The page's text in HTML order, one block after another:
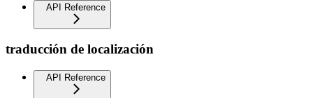
API Reference
traducción de localización
API Reference